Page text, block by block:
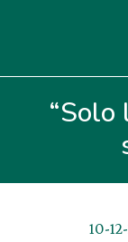
“Solo
10-